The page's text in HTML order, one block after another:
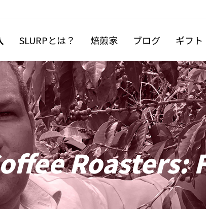
SLURPとは？ 焙煎家 ブログ ギフト
Roasters: